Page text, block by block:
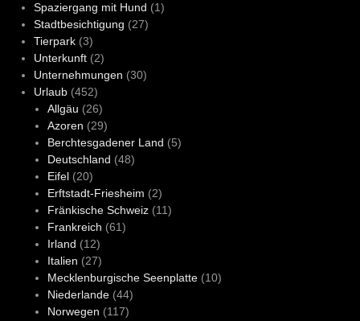
Spaziergang mit Hund (1)
Stadtbesichtigung (27)
Tierpark(3)
Unterkunft(2)
Unternehmungen (30)
Urlaub(452)
Allgäu (26)
Azoren (29)
Berchtesgadener Land (5)
Deutschland (48)
Eifel(20)
Erftstadt-Friesheim (2)
Fränkische Schweiz(11)
Frankreich (61)
Irland (12)
Italien (27)
Mecklenburgische Seenplatte(10)
Niederlande(44)
Norwegen (117)